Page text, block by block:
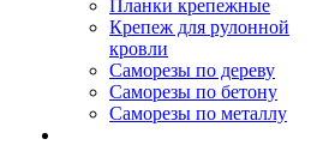
Планки крепежные
Крепеж для рулонной
кровли
Саморезы по дереву
Саморезы по бетону
Саморезы по металлу